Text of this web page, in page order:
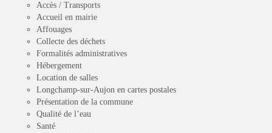
Accès / Transports
Accueil en mairie
Affouages
Collecte des déchets
Formalités administratives
Hébergement
Location de salles
Longchamp-sur-Aujon en cartes postales
Présentation de la commune
Qualité de l’eau
Santé